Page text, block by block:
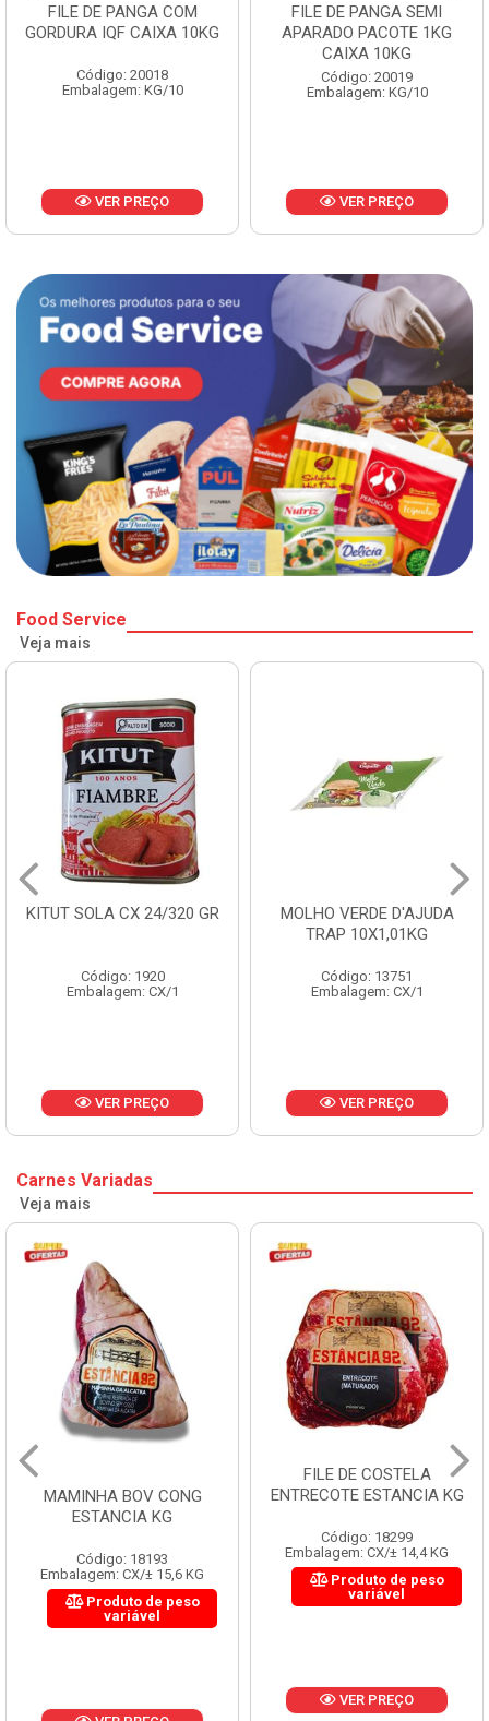
FILE DE PANGA SEMI
APARADO PACOTE 1KG
Código: 20019
Embalagem: KG/10
VER PREÇO
POLACA DESFIADA
PESCAMARES PCT5KG
CX10KG
Código: 20161
Embalagem: KG/10
VER PREÇO
Food Service
Veja mais
GR
MOLHO VERDE D'AJUDA
Código: 13751
Embalagem: CX/1
VER PREÇO
FRUTAS
CX 10KG
Código: 1785
Embalagem: KG/10
VER PREÇO
Carnes Variadas
Veja mais
MAMINHA BOV CONG
ESTANCIA KG
Código: 18193
Embalagem: CX/± 15,6 KG
Produto de peso
variável
FILE DE COSTELA
ENTRECOTE ESTANCIA KG
Código: 18299
Embalagem: CX/± 14,4 KG
Produto de peso
variável
VER PREÇO